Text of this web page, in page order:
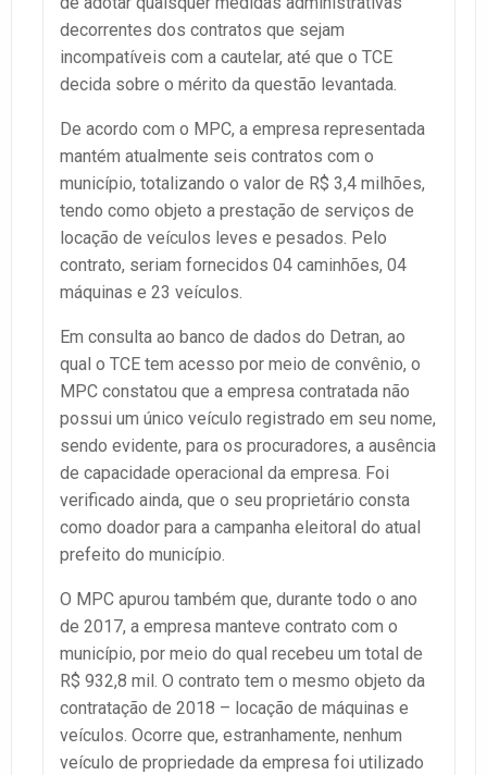
decorrentes dos contratos que sejam
incompatíveis com a cautelar, até que o TCE
decida sobre o mérito da questão levantada.
De acordo com o MPC, a empresa representada
mantém atualmente seis contratos com o
município, totalizando o valor de R$ 3,4 milhões,
tendo como objeto a prestação de serviços de
locação de veículos leves e pesados. Pelo
contrato, seriam fornecidos 04 caminhões, 04
máquinas e 23 veículos.
Em consulta ao banco de dados do Detran, ao
qual o TCE tem acesso por meio de convênio, o
MPC constatou que a empresa contratada não
possui um único veículo registrado em seu nome,
sendo evidente, para os procuradores, a ausência
de capacidade operacional da empresa. Foi
verificado ainda, que o seu proprietário consta
como doador para a campanha eleitoral do atual
prefeito do município.
O MPC apurou também que, durante todo o ano
de 2017, a empresa manteve contrato com o
município, por meio do qual recebeu um total de
R$ 932,8 mil. O contrato tem o mesmo objeto da
contratação de 2018 – locação de máquinas e
veículos. Ocorre que, estranhamente, nenhum
veículo de propriedade da empresa foi utilizado